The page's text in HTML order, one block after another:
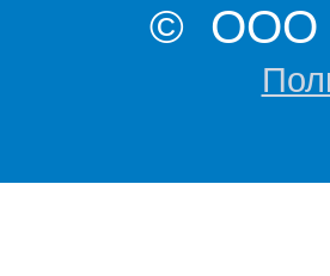
© ООО